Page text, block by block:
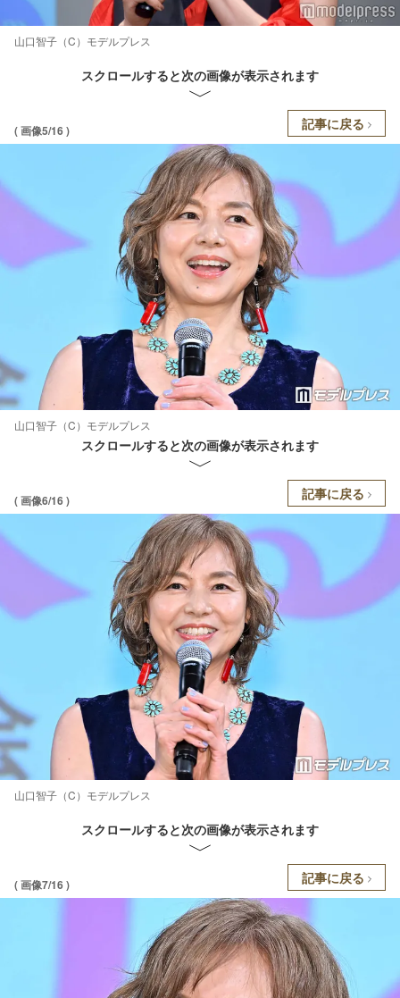
山口智子（C）モデルプレス
スクロールすると次の画像が表示されます
( 画像5/16 ) 記事に戻る
山口智子（C）モデルプレス
スクロールすると次の画像が表示されます
( 画像6/16 ) 記事に戻る
山口智子（C）モデルプレス
スクロールすると次の画像が表示されます
( 画像7/16 ) 記事に戻る